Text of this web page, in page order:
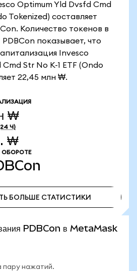
Optimum Yld Dvsfd Cmd
Tokenized) составляет
Количество токенов в
показывает, что
Invesco
Str No K-1 ETF (Ondo
22,45 млн ₩.
₩
Ч)
₩
БОЛЬШЕ СТАТИСТИКИ
PDBCon в MetaMask
пару нажатий.